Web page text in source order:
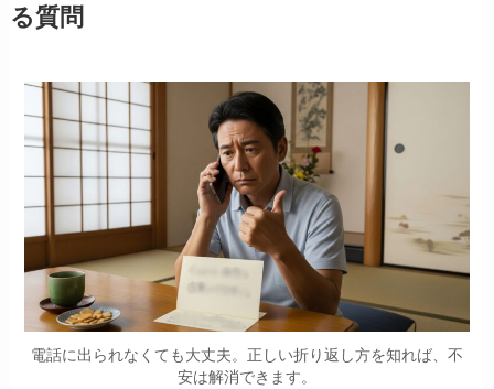
る質問
電話に出られなくても大丈夫。正しい折り返し方を知れば、不
安は解消できます。